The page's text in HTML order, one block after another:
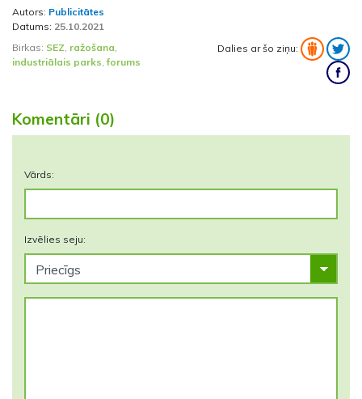
Autors: Publicitātes
Datums: 25.10.2021
Birkas: SEZ ražošana
industriālais parks ,forums
Dalies ar šo ziņu:
Komentāri (0)
Vārds:
Izvēlies seju: